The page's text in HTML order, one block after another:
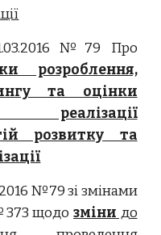
№79 Про
розроблення,
та оцінки
реалізації
розвитку та
№79 зі змінами
щодозміни до